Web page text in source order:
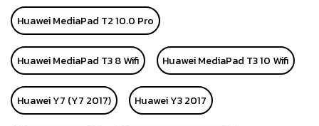
Huawei MediaPad T2 10.0 Pro
Huawei MediaPad T3 8 Wifi Huawei MediaPad T3 10 Wifi
Huawei Y7 (Y7 2017) Huawei Y3 2017